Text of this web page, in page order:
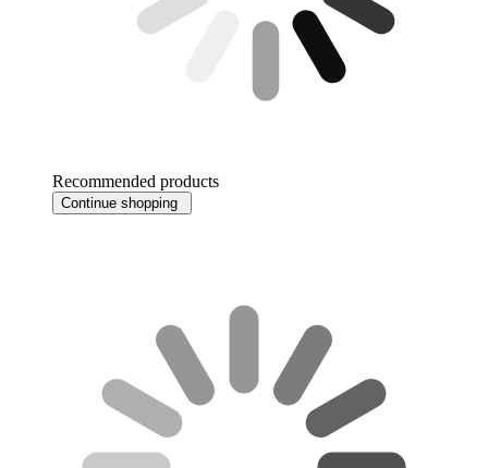
Recommended products
Continue shopping